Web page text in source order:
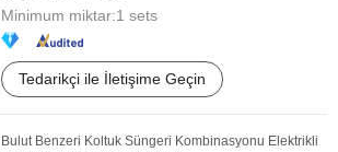
Minimum miktar:1 sets
Tedarikçi ile İletişime Geçin
Bulut Benzeri Koltuk Süngeri Kombinasyonu Elektrikli